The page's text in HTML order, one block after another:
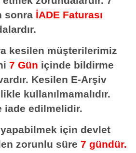
sonra İADE Faturası
kesilen müşterilerimiz
7 Gün içinde bildirme
Kesilen E-Arşiv
kullanılmamalıdır.
iade edilmelidir.
için devlet
zorunlu süre 7 gündür.